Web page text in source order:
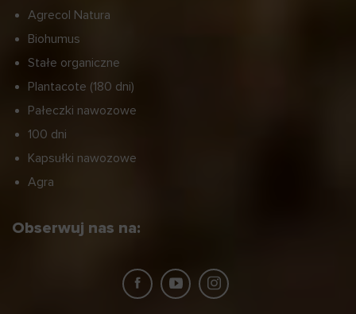
Agrecol Natura
Biohumus
Stałe organiczne
Plantacote (180 dni)
Pałeczki nawozowe
100 dni
Kapsułki nawozowe
Agra
Obserwuj nas na: